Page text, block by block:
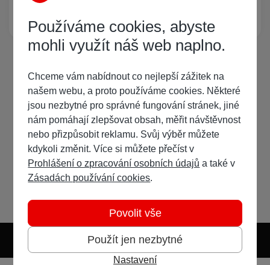
Žádný registrovaný uživatel si neprohlíží tuto stránku
Světlý režim Předvolba systému
Používáme cookies, abyste
mohli využít náš web naplno.
Chceme vám nabídnout co nejlepší zážitek na
našem webu, a proto používáme cookies. Některé
jsou nezbytné pro správné fungování stránek, jiné
nám pomáhají zlepšovat obsah, měřit návštěvnost
nebo přizpůsobit reklamu. Svůj výběr můžete
kdykoli změnit. Více si můžete přečíst v
Prohlášení o zpracování osobních údajů a také v
Zásadách používání cookies.
Použít jen nezbytné
Povolit vše
Nastavení